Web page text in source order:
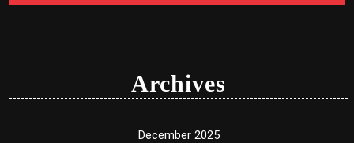
Archives
December 2025